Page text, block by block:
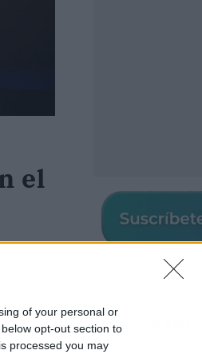
of your personal or
opt-out section to
processed you may
el
Los más vistos